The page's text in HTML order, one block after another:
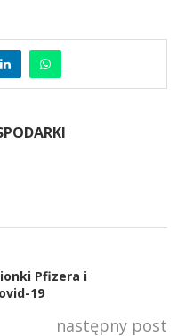
Pfizera i
19
następny post